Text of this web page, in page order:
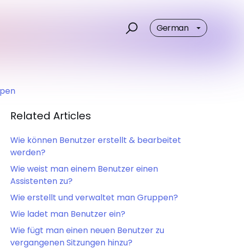
German
Related Articles
Wie können Benutzer erstellt & bearbeitet
werden?
Wie weist man einem Benutzer einen
Assistenten zu?
Wie erstellt und verwaltet man Gruppen?
Wie ladet man Benutzer ein?
Wie fügt man einen neuen Benutzer zu
vergangenen Sitzungen hinzu?